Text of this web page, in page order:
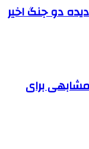
دو جنگ اخیر
برای